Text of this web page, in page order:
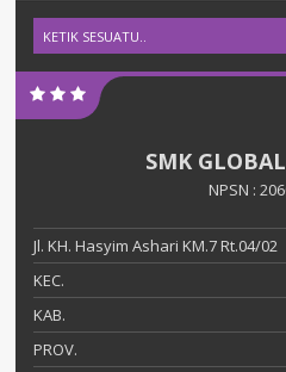
SMK
NPSN :
Jl. KH. Hasyim Ashari KM.7 Rt.04/02
KEC.
KAB.
PROV.